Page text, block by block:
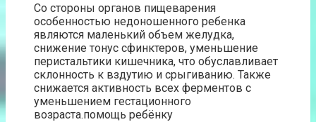
Со стороны органов пищеварения
особенностью недоношенного ребенка
являются маленький объем желудка,
снижение тонус сфинктеров, уменьшение
перистальтики кишечника, что обуславливает
склонность к вздутию и срыгиванию. Также
снижается активность всех ферментов с
уменьшением гестационного
возраста.помощь ребёнку